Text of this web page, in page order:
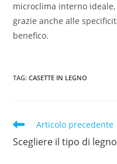
microclima interno
grazie anche alle
benefico.
TAG:CASETTE IN LEGNO
Articolo precedente
Scegliere il tipo di